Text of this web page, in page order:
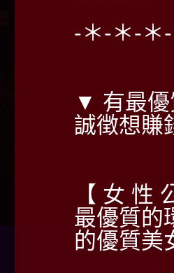
-＊-＊-＊
▼ 有最
誠徴想賺
【 女 性
最優質的
的優質美